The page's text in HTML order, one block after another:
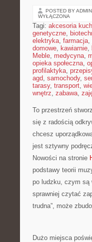
POSTED BY ADMIN
WYŁĄCZONA
Tagi: akcesoria
genetyczne,
elektryka, farmacja,
domowe, kawiarnie,
Meble, medycyna,
opieka społeczna,
profilaktyka,
agd, samochody,
tarasy, transport,
wnętrz, zabawa,
To przestrzeń
się z radością
chcesz
jest sztywny
Nowości na stronie
podstawy teorii
po ludzku, czym są
sprawniej czytać
trudna”, może
Dużo miejsca